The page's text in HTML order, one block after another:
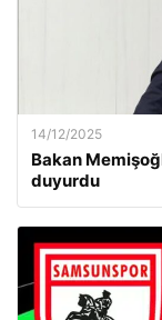
14/12/2025
Bakan
duyurdu